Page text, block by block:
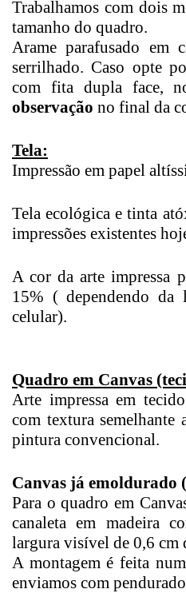
Trabalhamos com dois
tamanho do quadro.
Arame parafusado em
serrilhado. Caso opte
com fita dupla face,
observação no final da
Tela:
Impressão em papel
Tela ecológica e tinta
impressões existentes
A cor da arte impressa
15% ( dependendo da
celular).
Quadro em Canvas
Arte impressa em
com textura semelhante
pintura convencional.
Canvas já emoldurado
Para o quadro em
canaleta em madeira
largura visível de 0,6 cm
A montagem é feita
enviamos com